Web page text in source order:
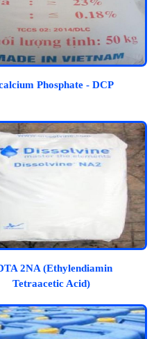
Phosphate - DCP
2NA (Ethylendiamin
Tetraacetic Acid)